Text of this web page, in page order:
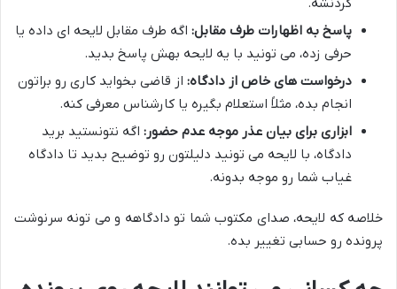
کردنشه.
پاسخ به اظهارات طرف مقابل: اگه طرف مقابل لایحه ای داده یا
حرفی زده، می تونید با یه لایحه بهش پاسخ بدید.
درخواست های خاص از دادگاه: از قاضی بخواید کاری رو براتون
انجام بده، مثلاً استعلام بگیره یا کارشناس معرفی کنه.
ابزاری برای بیان عذر موجه عدم حضور: اگه نتونستید برید
دادگاه، با لایحه می تونید دلیلتون رو توضیح بدید تا دادگاه
غیاب شما رو موجه بدونه.
خلاصه که لایحه، صدای مکتوب شما تو دادگاهه و می تونه سرنوشت
پرونده رو حسابی تغییر بده.